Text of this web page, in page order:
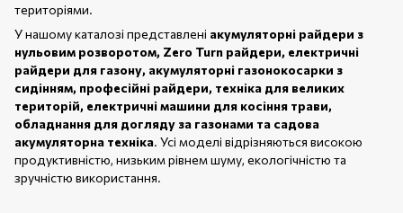
територіями.
У нашому каталозі представлені акумуляторні райдери з
нульовим розворотом, Zero Turn райдери, електричні
райдери для газону, акумуляторні газонокосарки з
сидінням, професійні райдери, техніка для великих
територій, електричні машини для косіння трави,
обладнання для догляду за газонами та садова
акумуляторна техніка. Усі моделі відрізняються високою
продуктивністю, низьким рівнем шуму, екологічністю та
зручністю використання.